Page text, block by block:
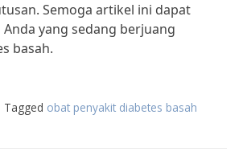
Semoga artikel ini dapat
yang sedang berjuang
basah.
Tagged obat penyakit diabetes basah